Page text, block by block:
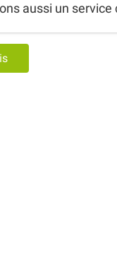
aussi un service